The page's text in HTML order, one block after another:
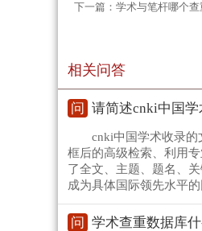
下一篇： 学术与笔杆哪个查
相关问答
问 请简述cnki中国
cnki中国学术收录
框后的高级检索、利用
了全文、主题、题名、
成为具体国际领先水平的
问 学术查重数据库